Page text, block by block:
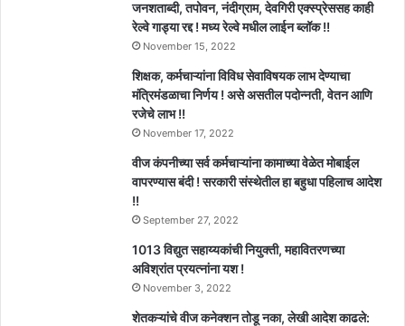
जनशताब्दी, तपोवन, नंदीग्राम, देवगिरी एक्स्प्रेससह काही
रेल्वे गाड्या रद्द ! मध्य रेल्वे मधील लाईन ब्लॉक !!
November 15, 2022
शिक्षक, कर्मचाऱ्यांना विविध सेवाविषयक लाभ देण्याचा
मंत्रिमंडळाचा निर्णय ! असे असतील पदोन्नती, वेतन आणि
रजेचे लाभ !!
November 17, 2022
वीज कंपनीच्या सर्व कर्मचाऱ्यांना कामाच्या वेळेत मोबाईल
वापरण्यास बंदी ! सरकारी संस्थेतील हा बहुधा पहिलाच आदेश
!!
September 27, 2022
1013 विद्युत सहाय्यकांची नियुक्ती, महावितरणच्या
अविश्रांत प्रयत्नांना यश !
November 3, 2022
शेतकऱ्यांचे वीज कनेक्शन तोडू नका, लेखी आदेश काढले: